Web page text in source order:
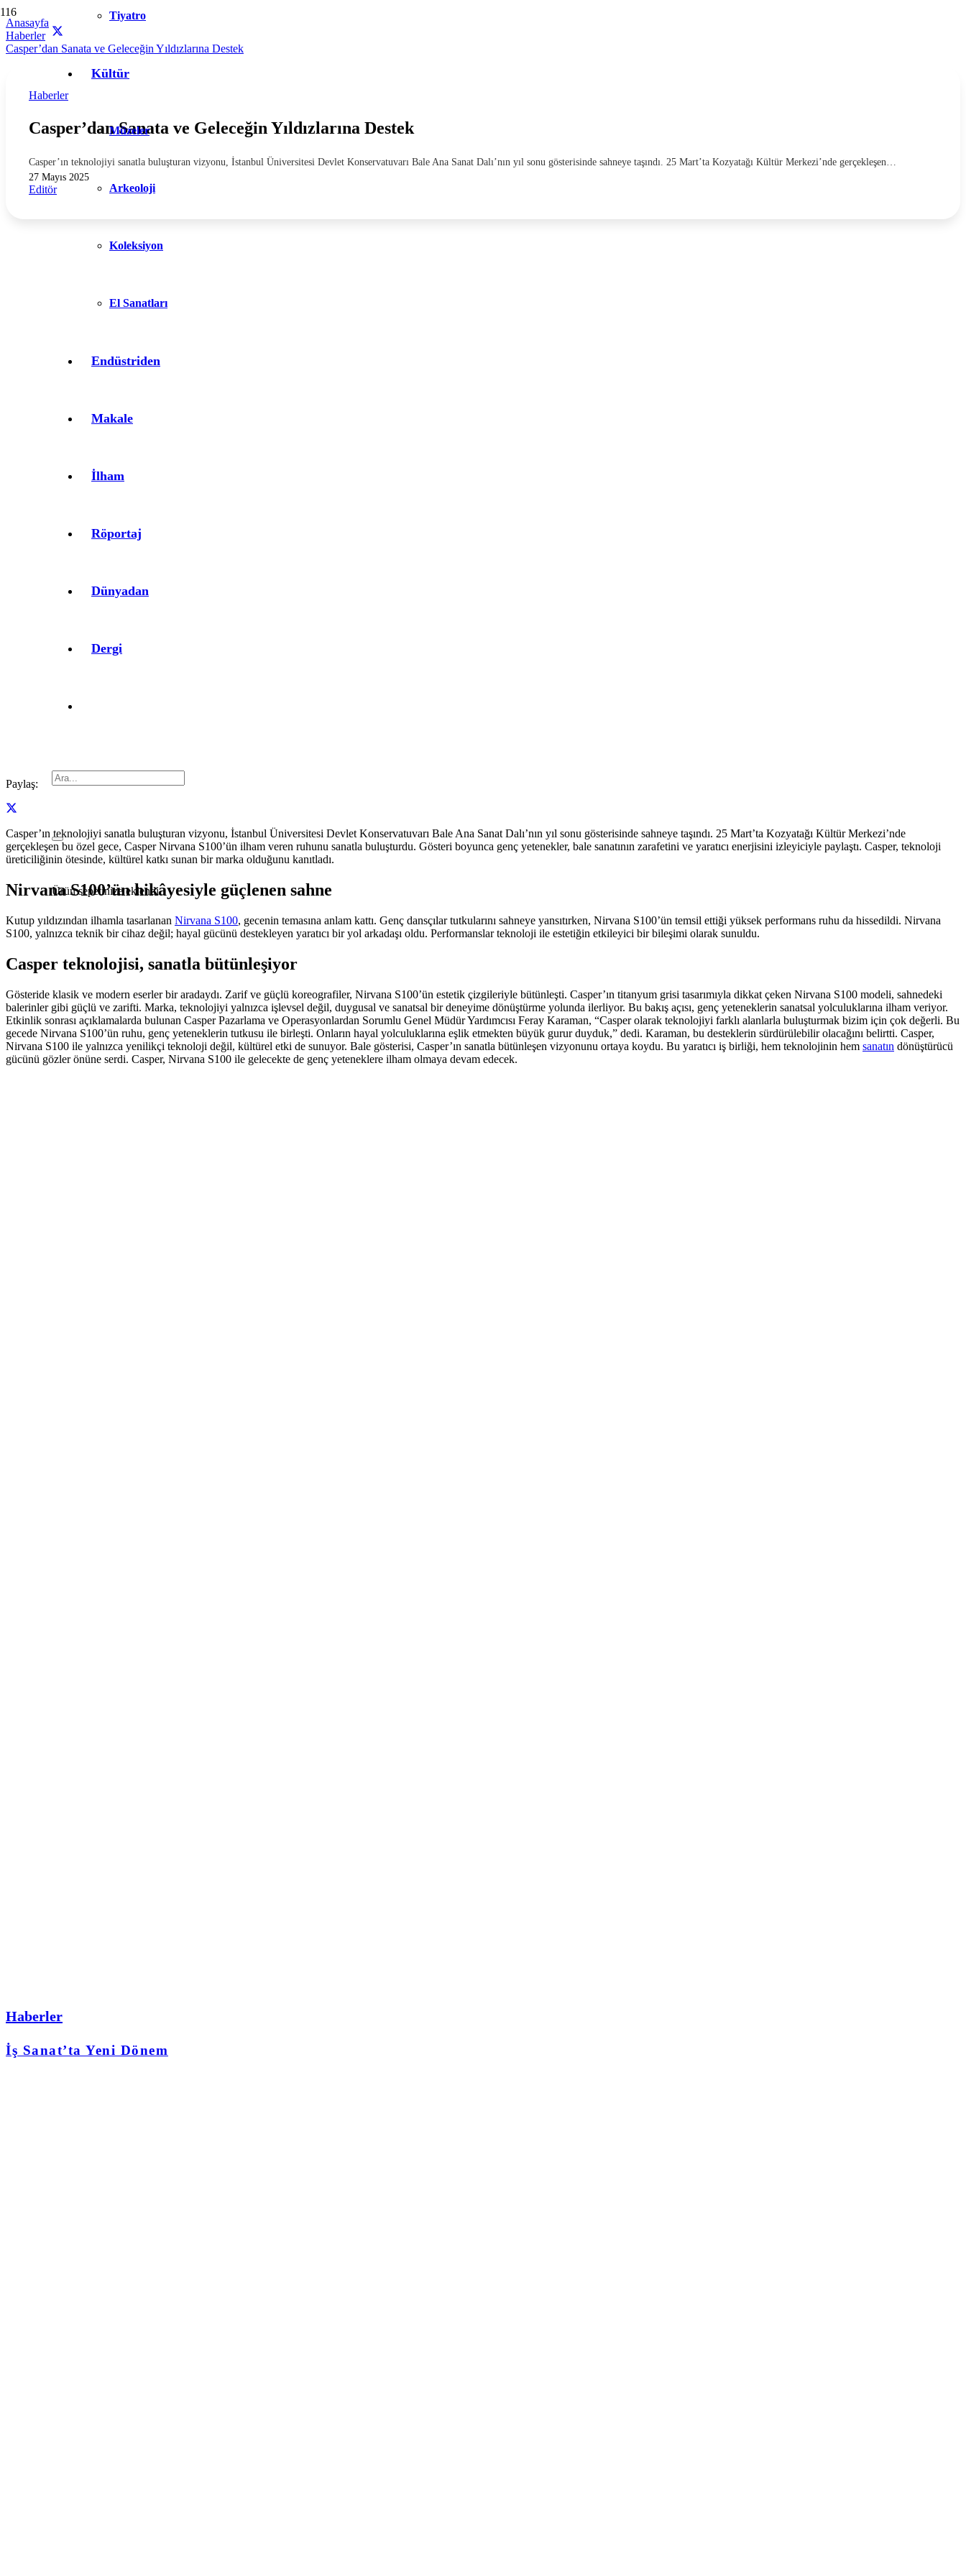
Tiyatro
Kültür
Müzeler
Arkeoloji
Koleksiyon
El Sanatları
Endüstriden
Makale
İlham
Röportaj
Dünyadan
Dergi
Ürünsepetinize eklendi.
Anasayfa
Haberler
Casper’dan Sanata ve Geleceğin Yıldızlarına Destek
Haberler
Casper’dan Sanata ve Geleceğin Yıldızlarına Destek
Casper’ın teknolojiyi sanatla buluşturan vizyonu, İstanbul Üniversitesi Devlet Konservatuvarı Bale Ana Sanat Dalı’nın yıl sonu gösterisinde sahneye taşındı. 25 Mart’ta Kozyatağı Kültür Merkezi’nde gerçekleşen…
27 Mayıs 2025
Editör
Paylaş:
Casper’ın teknolojiyi sanatla buluşturan vizyonu, İstanbul Üniversitesi Devlet Konservatuvarı Bale Ana Sanat Dalı’nın yıl sonu gösterisinde sahneye taşındı. 25 Mart’ta Kozyatağı Kültür Merkezi’nde
gerçekleşen bu özel gece, Casper Nirvana S100’ün ilham veren ruhunu sanatla buluşturdu. Gösteri boyunca genç yetenekler, bale sanatının zarafetini ve yaratıcı enerjisini izleyiciyle paylaştı. Casper, teknoloji
üreticiliğinin ötesinde, kültürel katkı sunan bir marka olduğunu kanıtladı.
Nirvana S100’ün hikâyesiyle güçlenen sahne
Kutup yıldızından ilhamla tasarlanan Nirvana S100, gecenin temasına anlam kattı. Genç dansçılar tutkularını sahneye yansıtırken, Nirvana S100’ün temsil ettiği yüksek performans ruhu da hissedildi. Nirvana
S100, yalnızca teknik bir cihaz değil; hayal gücünü destekleyen yaratıcı bir yol arkadaşı oldu. Performanslar teknoloji ile estetiğin etkileyici bir bileşimi olarak sunuldu.
Casper teknolojisi, sanatla bütünleşiyor
Gösteride klasik ve modern eserler bir aradaydı. Zarif ve güçlü koreografiler, Nirvana S100’ün estetik çizgileriyle bütünleşti. Casper’ın titanyum grisi tasarımıyla dikkat çeken Nirvana S100 modeli, sahnedeki
balerinler gibi güçlü ve zarifti. Marka, teknolojiyi yalnızca işlevsel değil, duygusal ve sanatsal bir deneyime dönüştürme yolunda ilerliyor. Bu bakış açısı, genç yeteneklerin sanatsal yolculuklarına ilham veriyor.
Etkinlik sonrası açıklamalarda bulunan Casper Pazarlama ve Operasyonlardan Sorumlu Genel Müdür Yardımcısı Feray Karaman, “Casper olarak teknolojiyi farklı alanlarla buluşturmak bizim için çok değerli. Bu
gecede Nirvana S100’ün ruhu, genç yeteneklerin tutkusu ile birleşti. Onların hayal yolculuklarına eşlik etmekten büyük gurur duyduk,” dedi. Karaman, bu desteklerin sürdürülebilir olacağını belirtti. Casper,
Nirvana S100 ile yalnızca yenilikçi teknoloji değil, kültürel etki de sunuyor. Bale gösterisi, Casper’ın sanatla bütünleşen vizyonunu ortaya koydu. Bu yaratıcı iş birliği, hem teknolojinin hem sanatın dönüştürücü
gücünü gözler önüne serdi. Casper, Nirvana S100 ile gelecekte de genç yeteneklere ilham olmaya devam edecek.
Haberler
İş Sanat’ta Yeni Dönem